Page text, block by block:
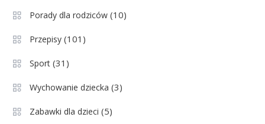
dobre rozwiązanie dla
maturzysty?
Porady dla rodziców (10)
Przepisy (101)
Sport (31)
Wychowanie dziecka (3)
Zabawki dla dzieci (5)